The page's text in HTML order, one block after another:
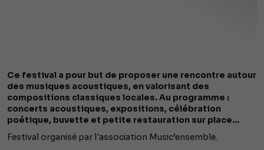
Ce festival a pour but de proposer une rencontre autour
des musiques acoustiques, en valorisant des
compositions classiques locales. Au programme :
concerts acoustiques, expositions, célébration
poétique, buvette et petite restauration sur place...
Festival organisé par l'association Music’ensemble.